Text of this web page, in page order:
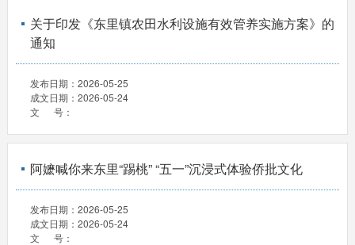
关于印发《东里镇农田水利设施有效管养实施方案》的
通知
发布日期： 2026-05-25
成文日期： 2026-05-24
文 号：
阿嬷喊你来东里“踢桃” “五一”沉浸式体验侨批文化
发布日期： 2026-05-25
成文日期： 2026-05-24
文 号：